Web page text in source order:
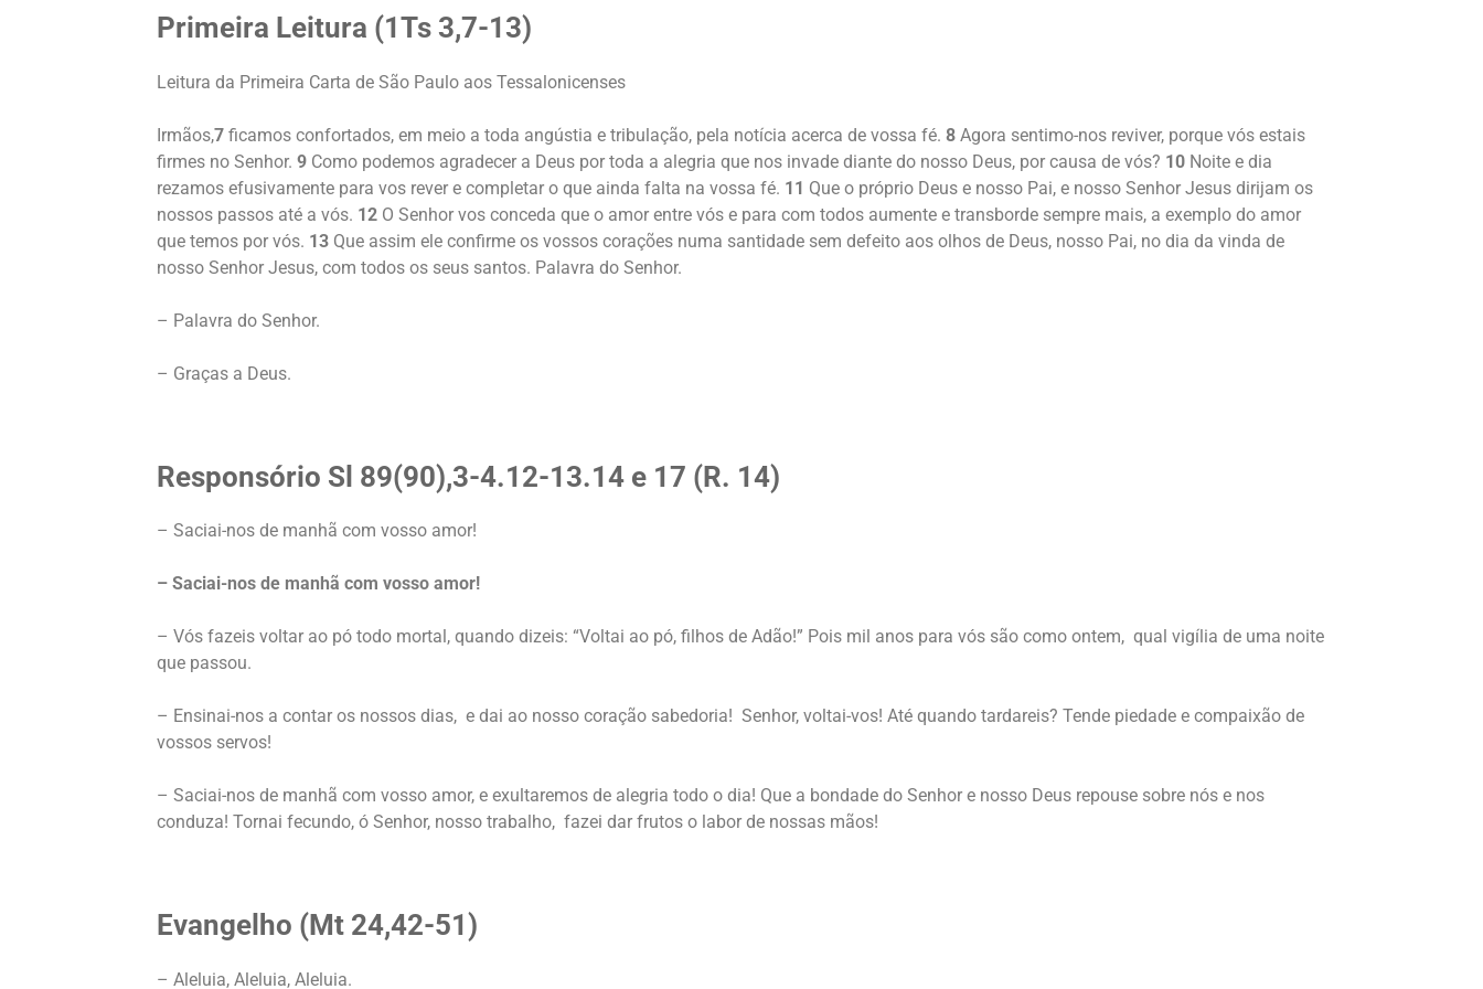
Primeira Leitura (1Ts 3,7-13)
Leitura da Primeira Carta de São Paulo aos Tessalonicenses
Irmãos,7 ficamos confortados, em meio a toda angústia e tribulação, pela notícia acerca de vossa fé. 8 Agora sentimo-nos reviver, porque vós estais
firmes no Senhor. 9 Como podemos agradecer a Deus por toda a alegria que nos invade diante do nosso Deus, por causa de vós? 10 Noite e dia
rezamos efusivamente para vos rever e completar o que ainda falta na vossa fé. 11 Que o próprio Deus e nosso Pai, e nosso Senhor Jesus dirijam os
nossos passos até a vós. 12 O Senhor vos conceda que o amor entre vós e para com todos aumente e transborde sempre mais, a exemplo do amor
que temos por vós. 13 Que assim ele confirme os vossos corações numa santidade sem defeito aos olhos de Deus, nosso Pai, no dia da vinda de
nosso Senhor Jesus, com todos os seus santos. Palavra do Senhor.
– Palavra do Senhor.
– Graças a Deus.
Responsório Sl 89(90),3-4.12-13.14 e 17 (R. 14)
– Saciai-nos de manhã com vosso amor!
– Saciai-nos de manhã com vosso amor!
– Vós fazeis voltar ao pó todo mortal, quando dizeis: “Voltai ao pó, filhos de Adão!” Pois mil anos para vós são como ontem, qual vigília de uma noite
que passou.
– Ensinai-nos a contar os nossos dias, e dai ao nosso coração sabedoria! Senhor, voltai-vos! Até quando tardareis? Tende piedade e compaixão de
vossos servos!
– Saciai-nos de manhã com vosso amor, e exultaremos de alegria todo o dia! Que a bondade do Senhor e nosso Deus repouse sobre nós e nos
conduza! Tornai fecundo, ó Senhor, nosso trabalho, fazei dar frutos o labor de nossas mãos!
Evangelho (Mt 24,42-51)
– Aleluia, Aleluia, Aleluia.